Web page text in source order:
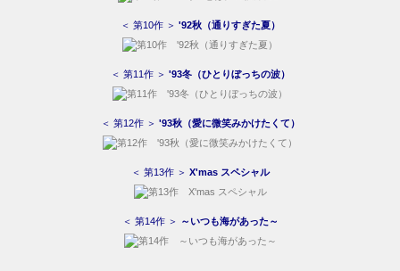
＜ 第10作 ＞ '92秋（通りすぎた夏）
＜ 第11作 ＞ '93冬（ひとりぼっちの波）
＜ 第12作 ＞ '93秋（愛に微笑みかけたくて）
＜ 第13作 ＞ X'mas スペシャル
＜ 第14作 ＞ ～いつも海があった～